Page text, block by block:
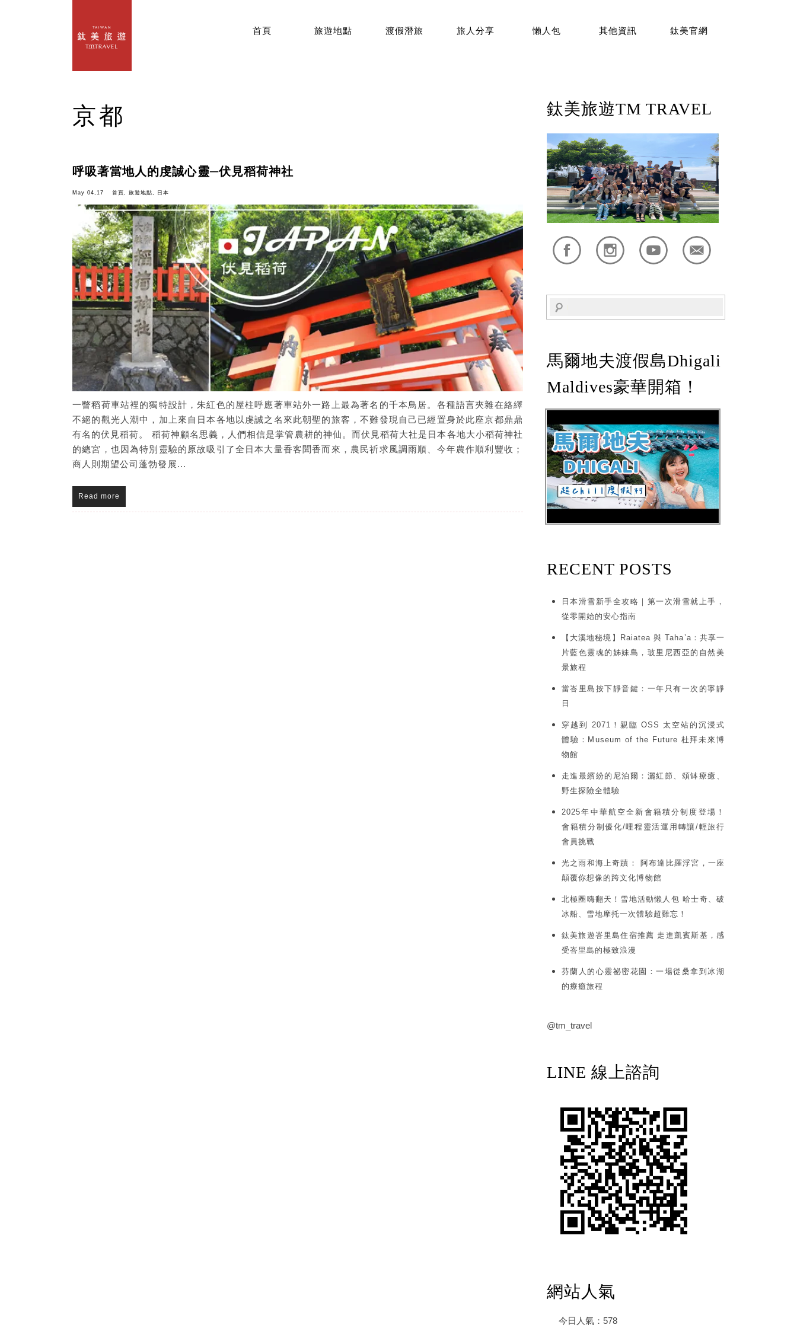
首頁 旅遊地點 渡假潛旅 旅人分享 懶人包 其他資訊 鈦美官網
京都
呼吸著當地人的虔誠心靈─伏見稻荷神社
May 04,17 首頁, 旅遊地點, 日本
一瞥稻荷車站裡的獨特設計，朱紅色的屋柱呼應著車站外一路上最為著名的千本鳥居。各種語言夾雜在絡繹
不絕的觀光人潮中，加上來自日本各地以虔誠之名來此朝聖的旅客，不難發現自己已經置身於此座京都鼎鼎
有名的伏見稻荷。 稻荷神顧名思義，人們相信是掌管農耕的神仙。而伏見稻荷大社是日本各地大小稻荷神社
的總宮，也因為特別靈驗的原故吸引了全日本大量香客聞香而來，農民祈求風調雨順、今年農作順利豐收；
商人則期望公司蓬勃發展...
Read more
鈦美旅遊TM TRAVEL
馬爾地夫渡假島Dhigali
Maldives豪華開箱！
RECENT POSTS
日本滑雪新手全攻略｜第一次滑雪就上手，
從零開始的安心指南
【大溪地秘境】Raiatea 與 Taha’a：共享一
片藍色靈魂的姊妹島，玻里尼西亞的自然美
景旅程
當峇里島按下靜音鍵：一年只有一次的寧靜
日
穿越到 2071！親臨 OSS 太空站的沉浸式
體驗：Museum of the Future 杜拜未來博
物館
走進最繽紛的尼泊爾：灑紅節、頌缽療癒、
野生探險全體驗
2025年中華航空全新會籍積分制度登場！
會籍積分制優化/哩程靈活運用轉讓/輕旅行
會員挑戰
光之雨和海上奇蹟： 阿布達比羅浮宮，一座
顛覆你想像的跨文化博物館
北極圈嗨翻天！雪地活動懶人包 哈士奇、破
冰船、雪地摩托一次體驗超難忘！
鈦美旅遊峇里島住宿推薦 走進凱賓斯基，感
受峇里島的極致浪漫
芬蘭人的心靈祕密花園：一場從桑拿到冰湖
的療癒旅程
@tm_travel
LINE 線上諮詢
網站人氣
今日人氣： 578